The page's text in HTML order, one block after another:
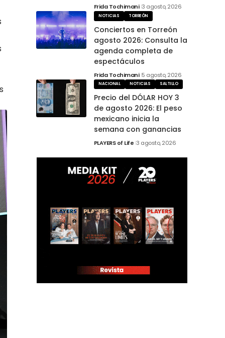
Frida Tochimani 3 agosto, 2026
NOTICIAS TORREÓN
Conciertos en Torreón
agosto 2026: Consulta la
agenda completa de
espectáculos
Frida Tochimani 5 agosto, 2026
NACIONAL NOTICIAS SALTILLO
Precio del DÓLAR HOY 3
de agosto 2026: El peso
mexicano inicia la
semana con ganancias
PLAYERS of Life 3 agosto, 2026